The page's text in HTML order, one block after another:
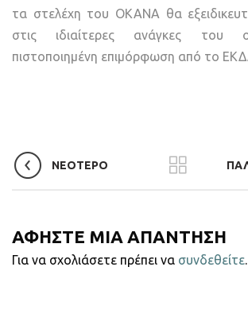
τα στελέχη του ΟΚΑΝΑ θα
στις ιδιαίτερες ανάγκες του
πιστοποιημένη επιμόρφωση από το
ΝΕΟΤΕΡΟ
ΑΦΗΣΤΕ ΜΙΑ ΑΠΑΝΤΗΣΗ
Για να σχολιάσετε πρέπει να συνδεθείτε